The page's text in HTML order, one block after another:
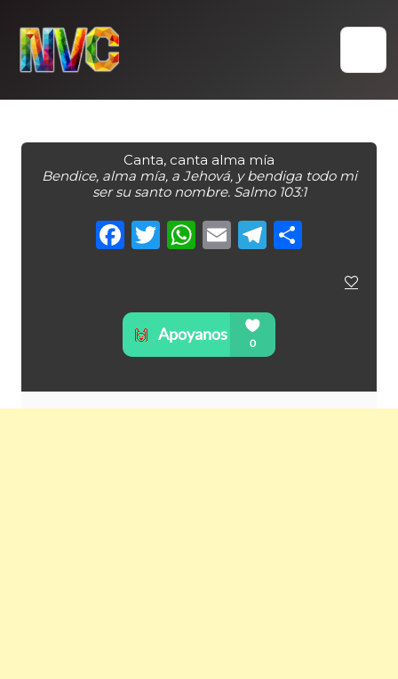
content
Canta, canta alma mía
Bendice, alma mía, a Jehová, y bendiga todo mi
ser su santo nombre. Salmo 103:1
Facebook
Twitter
WhatsApp
Email